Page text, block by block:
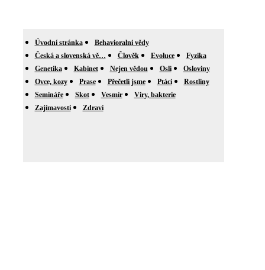
Úvodní stránka
Behavioralni vědy
Česká a slovenská vě…
Člověk Evoluce
Fyzika
Genetika
Kabinet Nejen vědou Osli
Osloviny
Ovce, kozy
Prase Přečetli jsme Ptáci
Rostliny
Semináře
Skot Vesmír
Viry, bakterie
Zajímavosti
Zdraví